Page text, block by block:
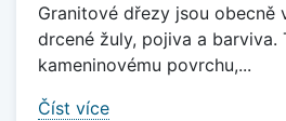
Granitové dřezy jsou obecně
drcené žuly, pojiva a barviva.
kameninovému povrchu,...
Číst více